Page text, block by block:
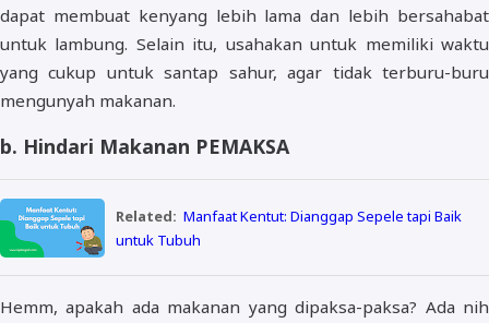
dapat membuat kenyang lebih lama dan lebih bersahabat
untuk lambung. Selain itu, usahakan untuk memiliki waktu
yang cukup untuk santap sahur, agar tidak terburu-buru
mengunyah makanan.
b. Hindari Makanan PEMAKSA
Related: Manfaat Kentut: Dianggap Sepele tapi Baik
untuk Tubuh
Hemm, apakah ada makanan yang dipaksa-paksa? Ada nih